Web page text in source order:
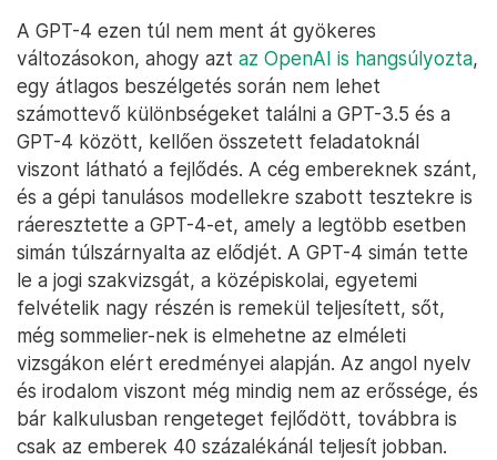
A GPT-4 ezen túl nem ment át gyökeres
változásokon, ahogy azt az OpenAI is hangsúlyozta,
egy átlagos beszélgetés során nem lehet
számottevő különbségeket találni a GPT-3.5 és a
GPT-4 között, kellően összetett feladatoknál
viszont látható a fejlődés. A cég embereknek szánt,
és a gépi tanulásos modellekre szabott tesztekre is
ráeresztette a GPT-4-et, amely a legtöbb esetben
simán túlszárnyalta az elődjét. A GPT-4 simán tette
le a jogi szakvizsgát, a középiskolai, egyetemi
felvételik nagy részén is remekül teljesített, sőt,
még sommelier-nek is elmehetne az elméleti
vizsgákon elért eredményei alapján. Az angol nyelv
és irodalom viszont még mindig nem az erőssége, és
bár kalkulusban rengeteget fejlődött, továbbra is
csak az emberek 40 százalékánál teljesít jobban.